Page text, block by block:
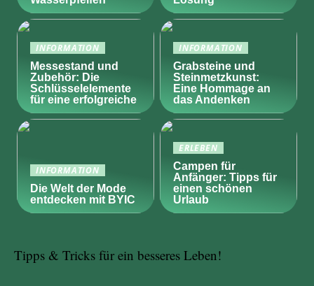
INFORMATION
Messestand und
Zubehör: Die
Schlüsselelemente
für eine erfolgreiche
INFORMATION
Grabsteine und
Steinmetzkunst:
Eine Hommage an
das Andenken
INFORMATION
Die Welt der Mode
entdecken mit BYIC
ERLEBEN
Campen für
Anfänger: Tipps für
einen schönen
Urlaub
Tipps & Tricks für ein besseres Leben!